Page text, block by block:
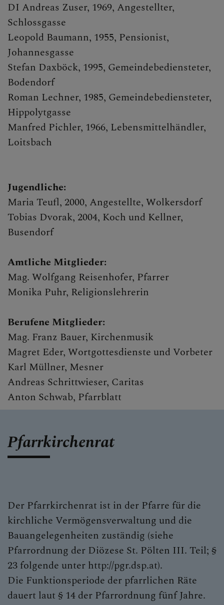
DI Andreas Zuser, 1969, Angestellter,
Schlossgasse
Leopold Baumann, 1955, Pensionist,
Johannesgasse
Stefan Daxböck, 1995, Gemeindebediensteter,
Bodendorf
Roman Lechner, 1985, Gemeindebediensteter,
Hippolytgasse
Manfred Pichler, 1966, Lebensmittelhändler,
Loitsbach
Jugendliche:
Maria Teufl, 2000, Angestellte, Wolkersdorf
Tobias Dvorak, 2004, Koch und Kellner,
Busendorf
Amtliche Mitglieder:
Mag. Wolfgang Reisenhofer, Pfarrer
Monika Puhr, Religionslehrerin
Berufene Mitglieder:
Mag. Franz Bauer, Kirchenmusik
Magret Eder, Wortgottesdienste und Vorbeter
Karl Müllner, Mesner
Andreas Schrittwieser, Caritas
Anton Schwab, Pfarrblatt
Pfarrkirchenrat
Der Pfarrkirchenrat ist in der Pfarre für die
kirchliche Vermögensverwaltung und die
Bauangelegenheiten zuständig (siehe
Pfarrordnung der Diözese St. Pölten III. Teil; §
23 folgende unter http://pgr.dsp.at).
Die Funktionsperiode der pfarrlichen Räte
dauert laut § 14 der Pfarrordnung fünf Jahre.